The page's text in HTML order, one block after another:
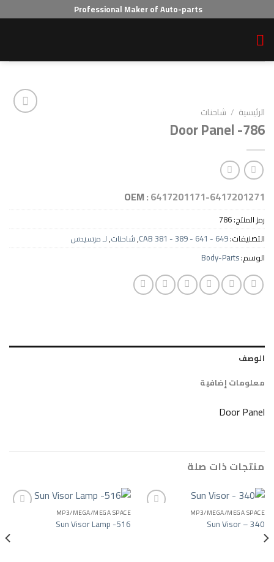
Professional Maker of Auto-parts
شاحنات
Door
OEM :6417201171-
CAB 381 - 389 - 641 -
,شاحنات,لـ مرسيدس
Body-
صلة
MP3/
Sun
to wishlist
MP3/MEGA/MEGA SPACE
Sun Visor Lamp -516